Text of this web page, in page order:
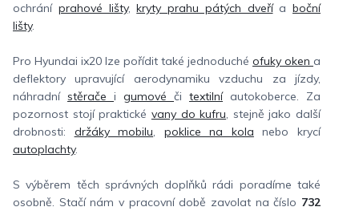
ochrání prahové lišty,kryty prahu pátých dveřía boční
lišty.
Pro Hyundai ix20 lze pořídit také jednoduché ofuky oken a
deflektory upravující aerodynamiku vzduchu za jízdy,
náhradní stěrače i gumové či textilníautokoberce. Za
pozornost stojí praktické vany do kufru, stejně jako další
drobnosti: držáky mobilu, poklice na kola nebo krycí
autoplachty.
S výběrem těch správných doplňků rádi poradíme také
osobně. Stačí nám v pracovní době zavolat na číslo 732